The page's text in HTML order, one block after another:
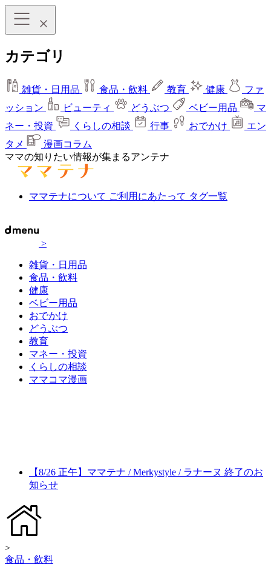
カテゴリ
雑貨・日用品 食品・飲料 教育 健康
ファ
ッション
ビューティ どうぶつ ベビー用品
マ
ネー・投資
くらしの相談 行事 おでかけ
エン
タメ
漫画コラム
ママの知りたい情報が集まるアンテナ
ママテナについて ご利用にあたって タグ一覧
>
雑貨・日用品
食品・飲料
健康
ベビー用品
おでかけ
どうぶつ
教育
マネー・投資
くらしの相談
ママコマ漫画
【8/26 正午】ママテナ / Merkystyle / ラナーヌ 終了のお
知らせ
>
食品・飲料